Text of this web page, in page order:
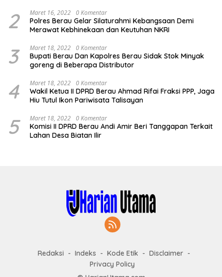
2 Maret 16, 2022 0 Komentar
Polres Berau Gelar Silaturahmi Kebangsaan Demi
Merawat Kebhinekaan dan Keutuhan NKRI
3 Maret 18, 2022 0 Komentar
Bupati Berau Dan Kapolres Berau Sidak Stok Minyak
goreng di Beberapa Distributor
4 Maret 18, 2022 0 Komentar
Wakil Ketua II DPRD Berau Ahmad Rifai Fraksi PPP, Jaga
Hiu Tutul Ikon Pariwisata Talisayan
5 Maret 18, 2022 0 Komentar
Komisi II DPRD Berau Andi Amir Beri Tanggapan Terkait
Lahan Desa Biatan Ilir
Redaksi Indeks Kode Etik
Disclaimer
Privacy Policy